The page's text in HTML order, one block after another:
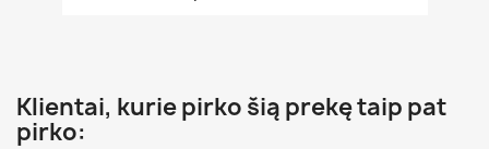
Klientai, kurie pirko šią prekę taip pat
pirko: